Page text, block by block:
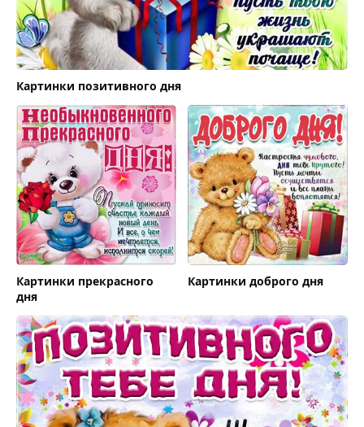
Картинки позитивного дня
Картинки прекрасного
дня
Картинки доброго дня